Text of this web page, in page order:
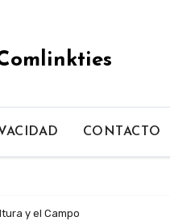
CONTACTO
y el Campo